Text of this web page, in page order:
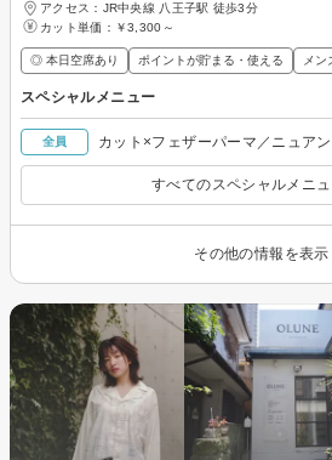
アクセス：JR中央線 八王子駅 徒歩3分
カット単価： ￥3,300～
◎ 本日空席あり ポイントが貯まる・使える メン
スペシャルメニュー
全員 カット×フェザーパーマ／ニュア
すべてのスペシャルメニ
その他の情報を表示